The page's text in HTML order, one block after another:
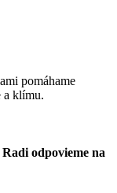
pomáhame
a klímu.
odpovieme na